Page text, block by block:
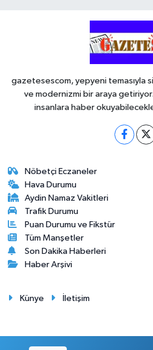
gazetesescom, yepyeni temasıyla
ve modernizmi bir araya
insanlara haber
Nöbetçi Eczaneler
Hava Durumu
Aydin Namaz Vakitleri
Trafik Durumu
Puan Durumu ve Fikstür
Tüm Manşetler
Son Dakika Haberleri
Haber Arşivi
Künye İletişim